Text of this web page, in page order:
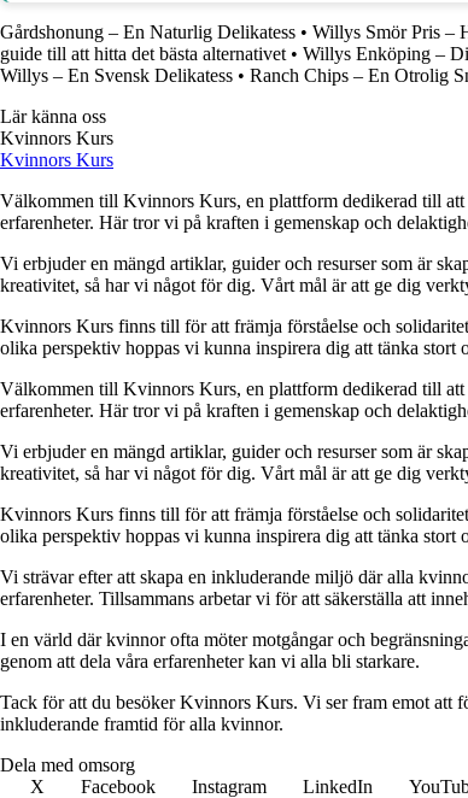
Gårdshonung – En Naturlig Delikatess • Willys Smör Pris –
guide till att hitta det bästa alternativet • Willys Enköping –
Willys – En Svensk Delikatess • Ranch Chips – En Otrolig
Lär känna oss
Kvinnors Kurs
Kvinnors Kurs
Välkommen till Kvinnors Kurs, en plattform dedikerad till att
erfarenheter. Här tror vi på kraften i gemenskap och
Vi erbjuder en mängd artiklar, guider och resurser som är
kreativitet, så har vi något för dig. Vårt mål är att ge dig
Kvinnors Kurs finns till för att främja förståelse och
olika perspektiv hoppas vi kunna inspirera dig att tänka stort
Välkommen till Kvinnors Kurs, en plattform dedikerad till att
erfarenheter. Här tror vi på kraften i gemenskap och
Vi erbjuder en mängd artiklar, guider och resurser som är
kreativitet, så har vi något för dig. Vårt mål är att ge dig
Kvinnors Kurs finns till för att främja förståelse och
olika perspektiv hoppas vi kunna inspirera dig att tänka stort
Vi strävar efter att skapa en inkluderande miljö där alla
erfarenheter. Tillsammans arbetar vi för att säkerställa att
I en värld där kvinnor ofta möter motgångar och
genom att dela våra erfarenheter kan vi alla bli starkare.
Tack för att du besöker Kvinnors Kurs. Vi ser fram emot att
inkluderande framtid för alla kvinnor.
Dela med omsorg
X
Facebook Instagram LinkedIn